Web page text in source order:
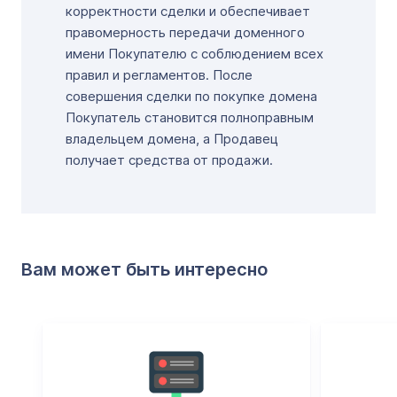
корректности сделки и обеспечивает
правомерность передачи доменного
имени Покупателю с соблюдением всех
правил и регламентов. После
совершения сделки по покупке домена
Покупатель становится полноправным
владельцем домена, а Продавец
получает средства от продажи.
Вам может быть интересно